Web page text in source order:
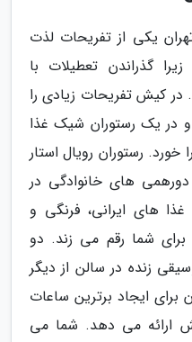
یکی از تفریحات لذت
گذراندن تعطیلات با
کیش تفریحات زیادی را
و در یک رستوران شیک غذا
خورد. رستوران رویال استار
های خانوادگی در
های ایرانی، فرنگی و
برای شما رقم می زند. دو
زنده در سالن از دیگر
برای ایجاد برترین ساعات
ارائه می دهد. شما می